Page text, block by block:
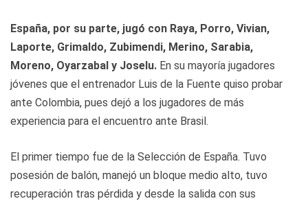
España, por su parte, jugó con Raya, Porro, Vivian,
Laporte, Grimaldo, Zubimendi, Merino, Sarabia,
Moreno, Oyarzabal y Joselu. En su mayoría jugadores
jóvenes que el entrenador Luis de la Fuente quiso probar
ante Colombia, pues dejó a los jugadores de más
experiencia para el encuentro ante Brasil.
El primer tiempo fue de la Selección de España. Tuvo
posesión de balón, manejó un bloque medio alto, tuvo
recuperación tras pérdida y desde la salida con sus